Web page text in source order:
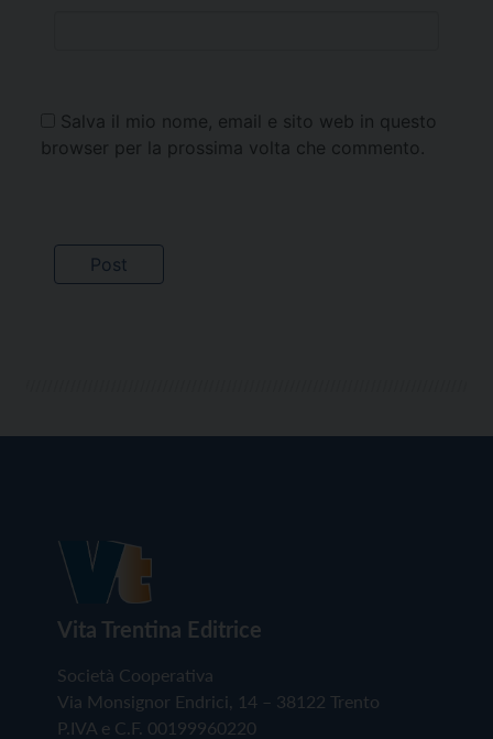
Salva il mio nome, email e sito web in questo
browser per la prossima volta che commento.
Vita Trentina Editrice
Società Cooperativa
Via Monsignor Endrici, 14 – 38122 Trento
P.IVA e C.F. 00199960220